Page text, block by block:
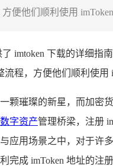
便他们顺利使用
imtoken 下载的详细
程，方便他们顺利使用
璀璨的新星，而加密
数字资产管理桥梁，注册
应用场景之中，对于许
成 imToken 地址的注册